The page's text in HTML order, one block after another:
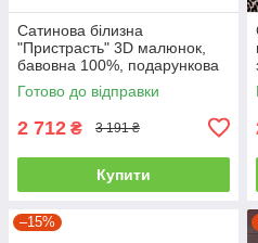
Сатинова білизна
"Пристрасть" 3D малюнок,
бавовна 100%, подарункова
упаковка полуторний
Готово до відправки
2 712 ₴ 3 191 ₴
Купити
–15%